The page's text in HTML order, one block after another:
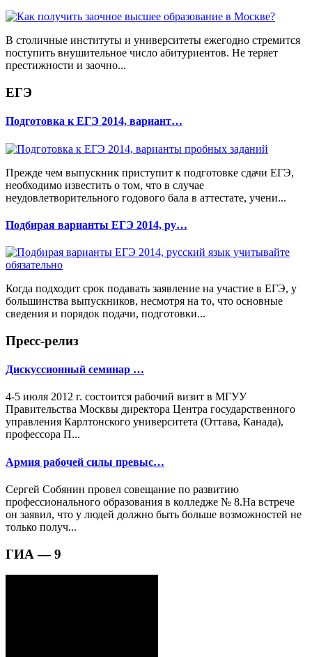
В столичные институты и университеты ежегодно стремится
поступить внушительное число абитуриентов. Не теряет
престижности и заочно...
ЕГЭ
Подготовка к ЕГЭ 2014, вариант…
Прежде чем выпускник приступит к подготовке сдачи ЕГЭ,
необходимо известить о том, что в случае
неудовлетворительного годового бала в аттестате, учени...
Подбирая варианты ЕГЭ 2014, ру…
Когда подходит срок подавать заявление на участие в ЕГЭ, у
большинства выпускников, несмотря на то, что основные
сведения и порядок подачи, подготовки...
Пресс-релиз
Дискуссионный семинар …
4-5 июля 2012 г. состоится рабочий визит в МГУУ
Правительства Москвы директора Центра государственного
управления Карлтонского университета (Оттава, Канада),
профессора П...
Армия рабочей силы превыс…
Сергей Собянин провел совещание по развитию
профессионального образования в колледже № 8.На встрече
он заявил, что у людей должно быть больше возможностей не
только получ...
ГИА — 9